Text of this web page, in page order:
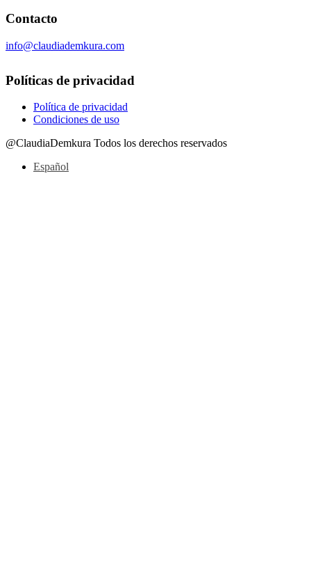
Contacto
info@claudiademkura.com
Políticas de privacidad
Política de privacidad
Condiciones de uso
@ClaudiaDemkura Todos los derechos reservados
Español